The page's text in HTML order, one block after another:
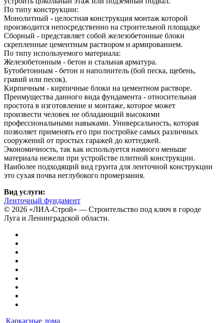
По типу конструкции:
Монолитный - целостная конструкция монтаж которой
производится непосредственно на строительной площадке
Сборный - представляет собой железобетонные блоки
скрепленные цементным раствором и армированием.
По типу используемого материала:
Железобетонным - бетон и стальная арматура.
Бутобетонным - бетон и наполнитель (бой песка, щебень,
гравий или песок).
Кирпичным - кирпичные блоки на цементном растворе.
Преимущества данного вида фундамента - относительная
простота в изготовление и монтаже, которое может
произвести человек не обладающий высокими
профессиональными навыками. Универсальность, которая
позволяет применять его при постройке самых различных
сооружений от простых гаражей до коттеджей.
Экономичность, так как используется намного меньше
материала нежели при устройстве плитной конструкции.
Наиболее подходящий вид грунта для ленточной конструкции
это сухая почва неглубокого промерзания.
Вид услуги:
Ленточный фундамент
© 2026 «ЛИА-Строй» — Строительство под ключ в городе
Луга и Ленинградской области.
Каркасные дома